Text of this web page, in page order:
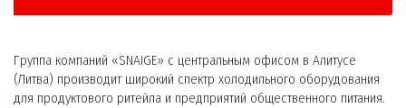
Группа компаний «SNAIGE» с центральным офисом в Алитусе
(Литва) производит широкий спектр холодильного оборудования
для продуктового ритейла и предприятий общественного питания.